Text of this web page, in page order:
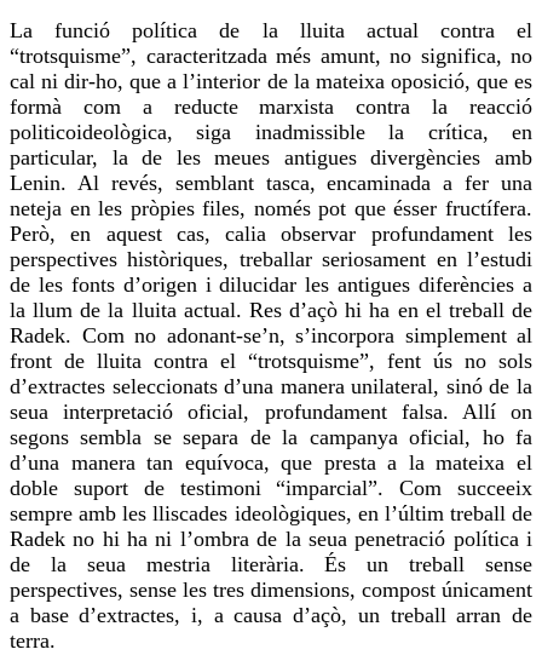
La funció política de la lluita actual contra el
“trotsquisme”, caracteritzada més amunt, no significa, no
cal ni dir-ho, que a l’interior de la mateixa oposició, que es
formà com a reducte marxista contra la reacció
politicoideològica, siga inadmissible la crítica, en
particular, la de les meues antigues divergències amb
Lenin. Al revés, semblant tasca, encaminada a fer una
neteja en les pròpies files, només pot que ésser fructífera.
Però, en aquest cas, calia observar profundament les
perspectives històriques, treballar seriosament en l’estudi
de les fonts d’origen i dilucidar les antigues diferències a
la llum de la lluita actual. Resd’açò hi ha en el treball de
Radek. Com no adonant-se’n, s’incorpora simplement al
front de lluita contra el “trotsquisme”, fent ús no sols
d’extractes seleccionats d’una manera unilateral, sinó de la
seua interpretació oficial, profundament falsa. Allí on
segons sembla se separa de la campanya oficial, ho fa
d’una manera tan equívoca, que presta a la mateixa el
doble suport de testimoni “imparcial”. Com succeeix
sempre amb les lliscades ideològiques, en l’últim treball de
Radek no hi ha ni l’ombra de la seua penetració política i
de la seua mestria literària. És un treball sense
perspectives, sense les tres dimensions, compost únicament
a base d’extractes, i, a causa d’açò, un treball arran de
terra.